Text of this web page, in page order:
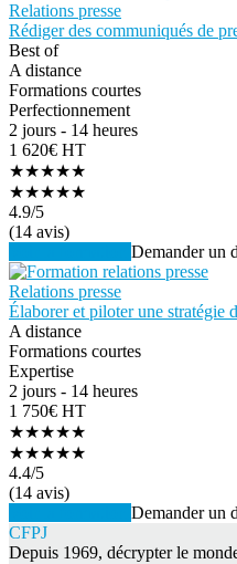
Relations presse
Rédiger des communiqués de
Best of
A distance
Formations courtes
Perfectionnement
2 jours - 14 heures
1 620€ HT
★★★★★
★★★★★
4.9/5
(14 avis)
Demander un
Relations presse
Élaborer et piloter une stratégie
A distance
Formations courtes
Expertise
2 jours - 14 heures
1 750€ HT
★★★★★
★★★★★
4.4/5
(14 avis)
Demander un
CFPJ
Depuis 1969, décrypter le